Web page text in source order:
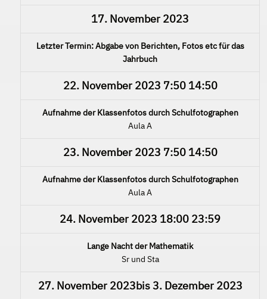
17. November 2023
Letzter Termin: Abgabe von Berichten, Fotos etc für das
Jahrbuch
22. November 2023 7:50 14:50
Aufnahme der Klassenfotos durch Schulfotographen
Aula A
23. November 2023 7:50 14:50
Aufnahme der Klassenfotos durch Schulfotographen
Aula A
24. November 2023 18:00 23:59
Lange Nacht der Mathematik
Sr und Sta
27. November 2023bis3. Dezember 2023